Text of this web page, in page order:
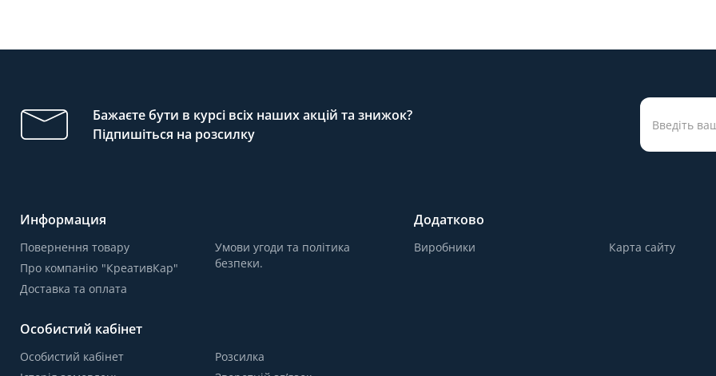
Бажаєте бути в курсі всіх наших акцій та знижок?
Підпишіться на розсилку
Информация
Повернення товару
Про компанію "КреативКар"
Доставка та оплата
Умови угоди та політика
безпеки.
Додатково
Виробники Карта сайту
Особистий кабінет
Особистий кабінет
Розсилка